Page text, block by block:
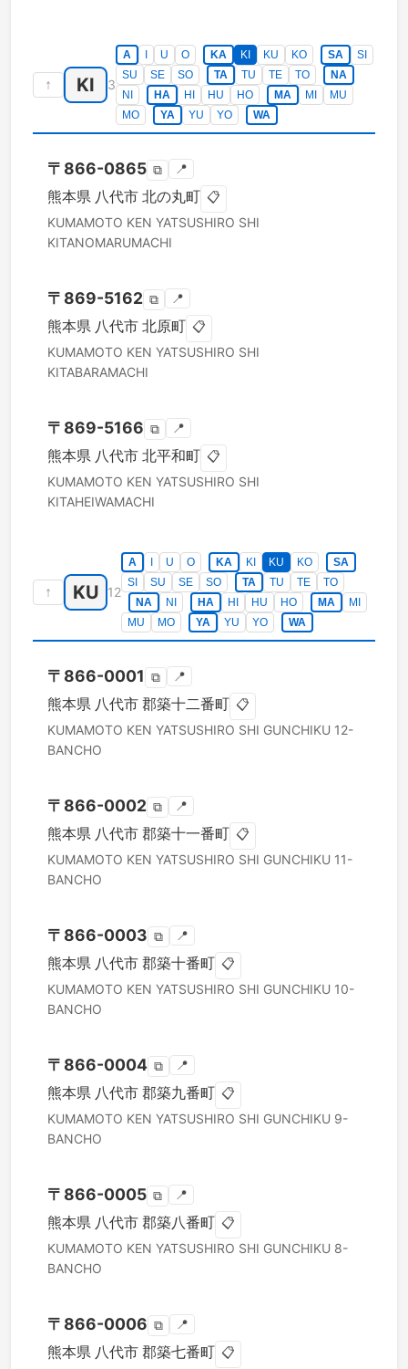
↑ KI 3
A U O KA KI KU KO SA
SI
SU
SE SO TA TU TE TO
NA
NI
HA HI HU HO MA MI
MU
MO
YA YU YO WA
〒 866-0865 ⧉ 📍
熊本県 八代市 北の丸町 📋
KUMAMOTO KEN YATSUSHIRO SHI
KITANOMARUMACHI
〒 869-5162 ⧉ 📍
熊本県 八代市 北原町 📋
KUMAMOTO KEN YATSUSHIRO SHI
KITABARAMACHI
〒 869-5166 ⧉ 📍
熊本県 八代市 北平和町 📋
KUMAMOTO KEN YATSUSHIRO SHI
KITAHEIWAMACHI
↑ KU 12
A U O KA KI KU KO
SA
SI
SU SE SO TA TU TE
TO
NA
NI HA HI HU HO MA
MI
MU
MO YA YU YO WA
〒 866-0001 ⧉ 📍
熊本県 八代市 郡築十二番町 📋
KUMAMOTO KEN YATSUSHIRO SHI GUNCHIKU 12-
BANCHO
〒 866-0002 ⧉ 📍
熊本県 八代市 郡築十一番町 📋
KUMAMOTO KEN YATSUSHIRO SHI GUNCHIKU 11-
BANCHO
〒 866-0003 ⧉ 📍
熊本県 八代市 郡築十番町 📋
KUMAMOTO KEN YATSUSHIRO SHI GUNCHIKU 10-
BANCHO
〒 866-0004 ⧉ 📍
熊本県 八代市 郡築九番町 📋
KUMAMOTO KEN YATSUSHIRO SHI GUNCHIKU 9-
BANCHO
〒 866-0005 ⧉ 📍
熊本県 八代市 郡築八番町 📋
KUMAMOTO KEN YATSUSHIRO SHI GUNCHIKU 8-
BANCHO
〒 866-0006 ⧉ 📍
熊本県 八代市 郡築七番町 📋